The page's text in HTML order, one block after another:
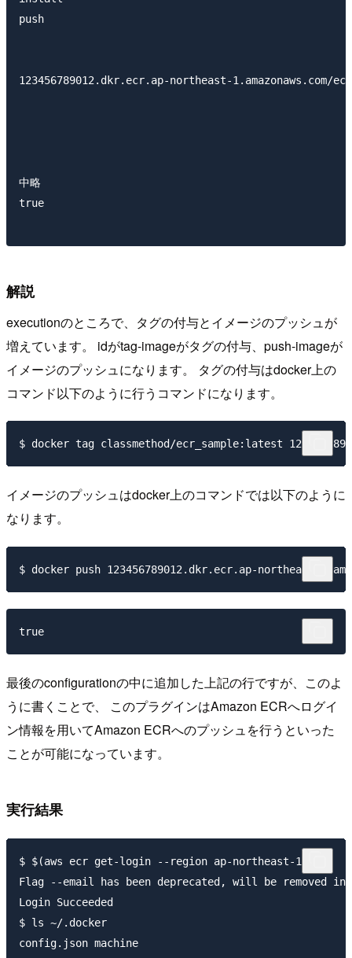
push
123456789012.dkr.ecr.ap-northeast-1.amazonaws.com/
中略
true
解説
executionのところで、タグの付与とイメージのプッシュが
増えています。 idがtag-imageがタグの付与、push-imageが
イメージのプッシュになります。 タグの付与はdocker上の
コマンド以下のように行うコマンドになります。
イメージのプッシュはdocker上のコマンドでは以下のように
なります。
最後のconfigurationの中に追加した上記の行ですが、このよ
うに書くことで、 このプラグインはAmazon ECRへログイ
ン情報を用いてAmazon ECRへのプッシュを行うといった
ことが可能になっています。
実行結果
$ $(aws ecr get-login --region ap-northeast-1)
Flag --email has been deprecated, will be removed in
Login Succeeded
$ ls ~/.docker
config.json machine